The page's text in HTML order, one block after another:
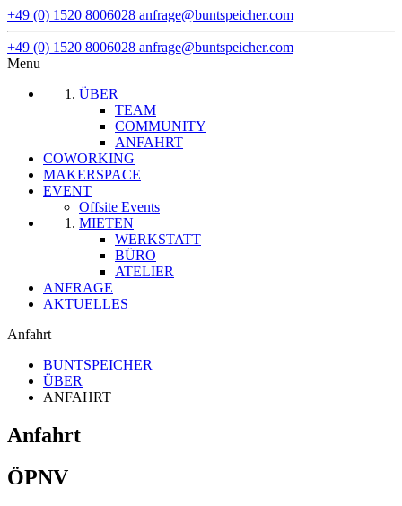
+49 (0) 1520 8006028 anfrage@buntspeicher.com
+49 (0) 1520 8006028 anfrage@buntspeicher.com
Menu
ÜBER
TEAM
COMMUNITY
ANFAHRT
COWORKING
MAKERSPACE
EVENT
Offsite Events
MIETEN
WERKSTATT
BÜRO
ATELIER
ANFRAGE
AKTUELLES
Anfahrt
BUNTSPEICHER
ÜBER
ANFAHRT
Anfahrt
ÖPNV